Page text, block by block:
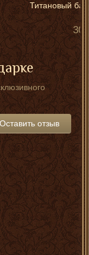
Титановый
30
Оставить отзыв